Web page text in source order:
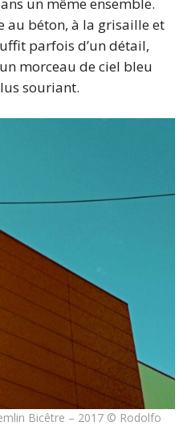
au béton, à la grisaille et
parfois d’un détail,
morceau de ciel bleu
souriant.
Bicêtre – 2017 © Rodolfo